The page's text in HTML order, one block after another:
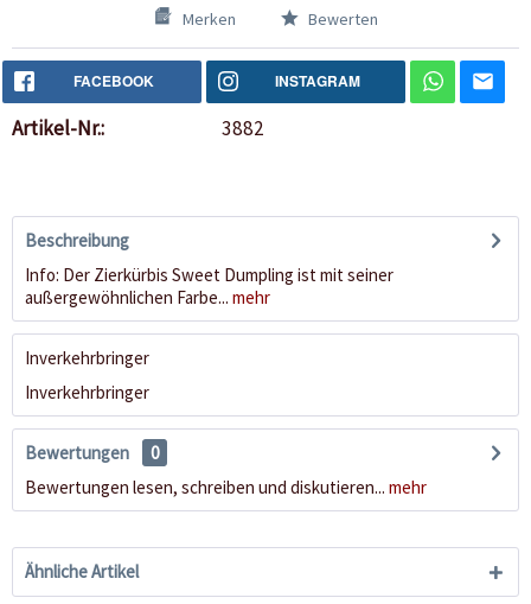
Merken Bewerten
FACEBOOK INSTAGRAM
Artikel-Nr.: 3882
Beschreibung
Info: Der Zierkürbis Sweet Dumpling ist mit seiner
außergewöhnlichen Farbe... mehr
Inverkehrbringer
Inverkehrbringer
Bewertungen
0
Bewertungen lesen, schreiben und diskutieren... mehr
Ähnliche Artikel